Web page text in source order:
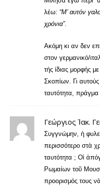
λέω: “Μ’ αυτόν
χρόνια”.
Ακόμη κι αν δεν
στον γερμανικό/
τής ίδιας μορφής
Σκοπίων. Γι αυτούς
ταυτότητα,
Γεώργιος Ἰακ.
Συγγνώμην, ἡ
περισσότερο στὰ
ταυτότητα ; Οὶ
Ρωμαίων τοῦ
προορισμός τους